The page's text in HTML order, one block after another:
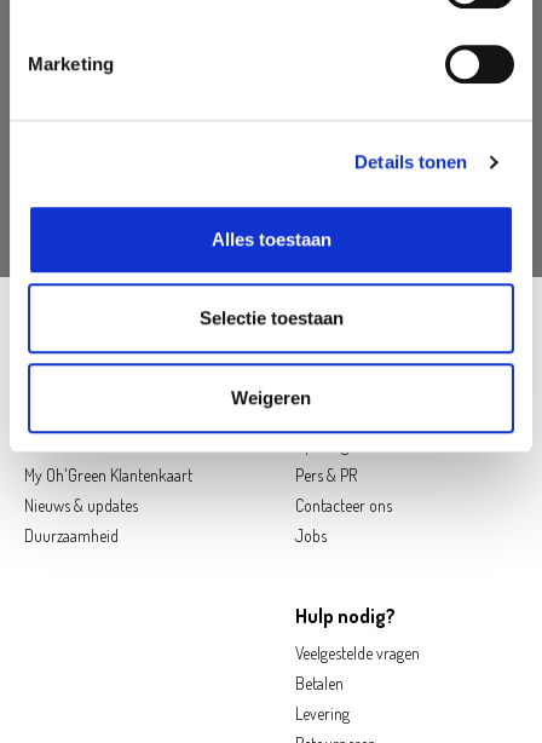
Marketing
Details tonen
Alles toestaan
Selectie toestaan
Weigeren
My Oh'Green Klantenkaart
Nieuws & updates
Duurzaamheid
Contact
Pers & PR
Contacteer ons
Jobs
Hulp nodig?
Veelgestelde vragen
Betalen
Levering
Follow us on social media